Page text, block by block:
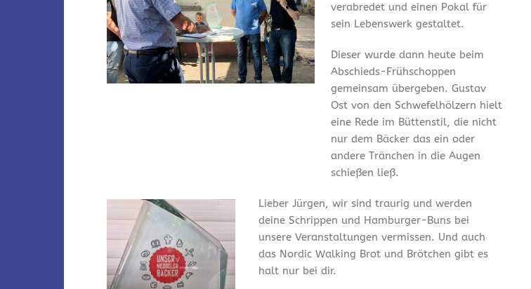
verabredet und einen Pokal für
sein Lebenswerk gestaltet.
Dieser wurde dann heute beim
Abschieds-Frühschoppen
gemeinsam übergeben. Gustav
Ost von den Schwefelhölzern hielt
eine Rede im Büttenstil, die nicht
nur dem Bäcker das ein oder
andere Tränchen in die Augen
schießen ließ.
Lieber Jürgen, wir sind traurig und werden
deine Schrippen und Hamburger-Buns bei
unsere Veranstaltungen vermissen. Und auch
das Nordic Walking Brot und Brötchen gibt es
halt nur bei dir.